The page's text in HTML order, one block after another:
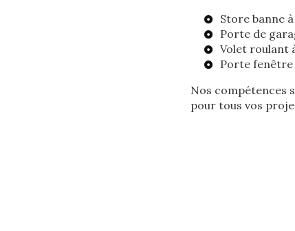
Store banne à
Porte de
Volet roulant
Porte fenêtre
Nos compétences
pour tous vos